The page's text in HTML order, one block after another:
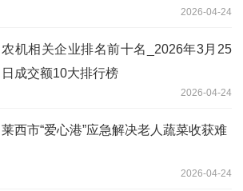
2026-04-24
农机相关企业排名前十名_2026年3月25
日成交额10大排行榜
2026-04-24
莱西市“爱心港”应急解决老人蔬菜收获难
2026-04-24